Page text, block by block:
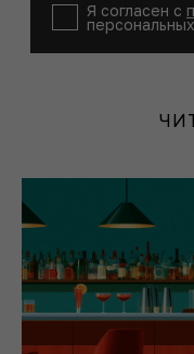
Я согласен с